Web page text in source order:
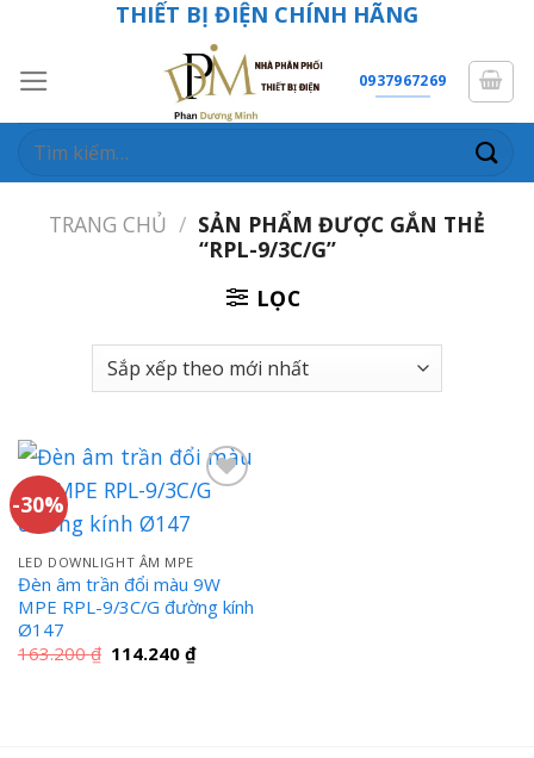
content
THIẾT BỊ ĐIỆN CHÍNH HÃNG
0937967269
Tìm
TRANG CHỦ / SẢN PHẨM ĐƯỢC GẮN THẺ
“RPL-9/3C/G”
LỌC
-30%
LED DOWNLIGHT ÂM MPE
Đèn âm trần đổi màu 9W
MPE RPL-9/3C/G đường kính
Ø147
163.200₫ Giá
114.240₫Giá